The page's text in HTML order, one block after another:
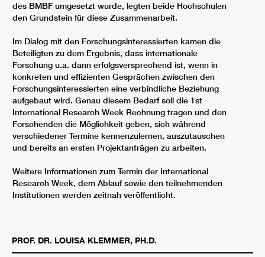
des BMBF umgesetzt wurde, legten beide Hochschulen
den Grundstein für diese Zusammenarbeit.
Im Dialog mit den Forschungsinteressierten kamen die
Beteiligten zu dem Ergebnis, dass internationale
Forschung u.a. dann erfolgsversprechend ist, wenn in
konkreten und effizienten Gesprächen zwischen den
Forschungsinteressierten eine verbindliche Beziehung
aufgebaut wird. Genau diesem Bedarf soll die 1st
International Research Week Rechnung tragen und den
Forschenden die Möglichkeit geben, sich während
verschiedener Termine kennenzulernen, auszutauschen
und bereits an ersten Projektanträgen zu arbeiten.
Weitere Informationen zum Termin der International
Research Week, dem Ablauf sowie den teilnehmenden
Institutionen werden zeitnah veröffentlicht.
PROF. DR. LOUISA KLEMMER, PH.D.